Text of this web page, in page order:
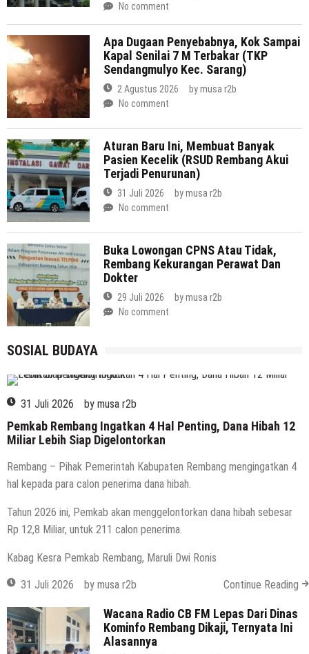
No comment
Apa Dugaan Penyebabnya, Kok Sampai
Kapal Senilai 7 M Terbakar (TKP
Sendangmulyo Kec. Sarang)
2 Agustus 2026 bymusa r2b
No comment
Aturan Baru Ini, Membuat Banyak
Pasien Kecelik (RSUD Rembang Akui
Terjadi Penurunan)
31 Juli 2026 bymusa r2b
No comment
Buka Lowongan CPNS Atau Tidak,
Rembang Kekurangan Perawat Dan
Dokter
29 Juli 2026 bymusa r2b
No comment
SOSIAL BUDAYA
31 Juli 2026 by musa r2b
Pemkab Rembang Ingatkan 4 Hal Penting, Dana Hibah 12
Miliar Lebih Siap Digelontorkan
Rembang – Pihak Pemerintah Kabupaten Rembang mengingatkan 4
hal kepada para calon penerima dana hibah.
Tahun 2026 ini, Pemkab akan menggelontorkan dana hibah sebesar
Rp 12,8 Miliar, untuk 211 calon penerima.
Kabag Kesra Pemkab Rembang, Maruli Dwi Ronis
31 Juli 2026 by musa r2b Continue Reading
Wacana Radio CB FM Lepas Dari Dinas
Kominfo Rembang Dikaji, Ternyata Ini
Alasannya